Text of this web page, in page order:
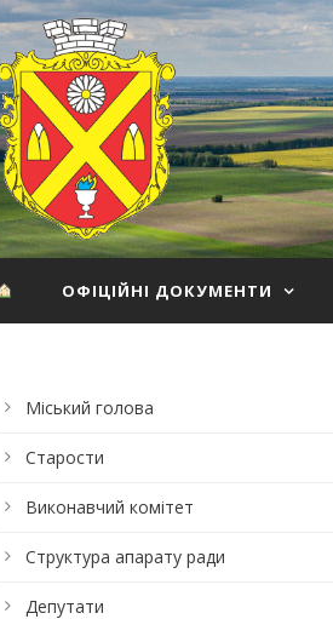
ОФІЦІЙНІ ДОКУМЕНТИ
Міський голова
Старости
Виконавчий комітет
Структура апарату ради
Депутати